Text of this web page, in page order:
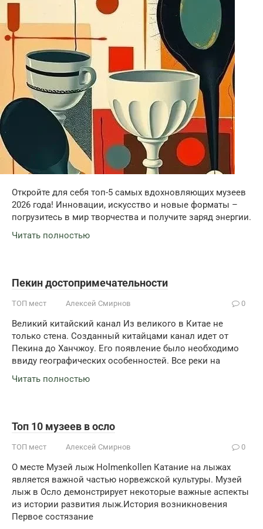
Откройте для себя топ-5 самых вдохновляющих музеев
2026 года! Инновации, искусство и новые форматы –
погрузитесь в мир творчества и получите заряд энергии.
Читать полностью
Пекин достопримечательности
ТОП мест Алексей Смирнов 0
Великий китайский канал Из великого в Китае не
только стена. Созданный китайцами канал идет от
Пекина до Ханчжоу. Его появление было необходимо
ввиду географических особенностей. Все реки на
Читать полностью
Топ 10 музеев в осло
ТОП мест Алексей Смирнов 0
О месте Музей лыж Holmenkollen Катание на лыжах
является важной частью норвежской культуры. Музей
лыж в Осло демонстрирует некоторые важные аспекты
из истории развития лыж.История возникновения
Первое состязание